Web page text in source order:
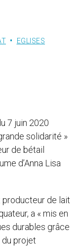
EGLISES
7 juin 2020
solidarité »
de bétail
d’Anna Lisa
producteur de lait
a « mis en
durables grâce
projet